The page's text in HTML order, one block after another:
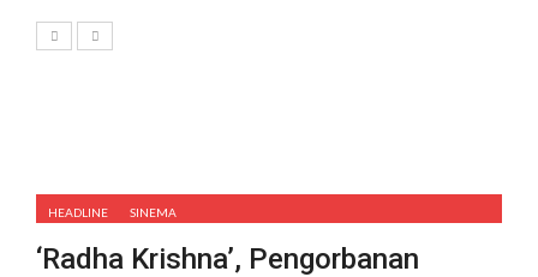
HEADLINE SINEMA
‘Radha Krishna’, Pengorbanan